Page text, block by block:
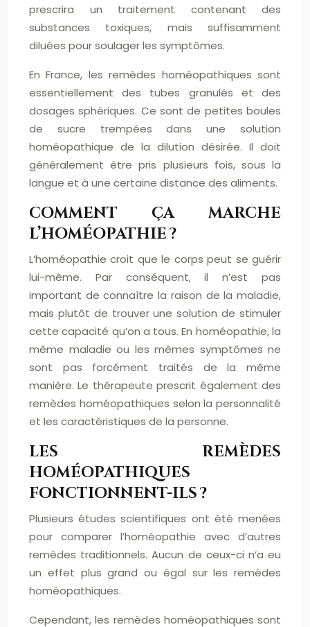
prescrira un traitement contenant des
substances toxiques, mais suffisamment
diluées pour soulager les symptômes.
En France, les remèdes homéopathiques sont
essentiellement des tubes granulés et des
dosages sphériques. Ce sont de petites boules
de sucre trempées dans une solution
homéopathique de la dilution désirée. Il doit
généralement être pris plusieurs fois, sous la
langue et à une certaine distance des aliments.
COMMENT ÇA MARCHE
L’HOMÉOPATHIE ?
L’homéopathie croit que le corps peut se guérir
lui-même. Par conséquent, il n’est pas
important de connaître la raison de la maladie,
mais plutôt de trouver une solution de stimuler
cette capacité qu’on a tous. En homéopathie, la
même maladie ou les mêmes symptômes ne
sont pas forcément traités de la même
manière. Le thérapeute prescrit également des
remèdes homéopathiques selon la personnalité
et les caractéristiques de la personne.
LES REMÈDES
HOMÉOPATHIQUES
FONCTIONNENT-ILS ?
Plusieurs études scientifiques ont été menées
pour comparer l’homéopathie avec d’autres
remèdes traditionnels. Aucun de ceux-ci n’a eu
un effet plus grand ou égal sur les remèdes
homéopathiques.
Cependant, les remèdes homéopathiques sont